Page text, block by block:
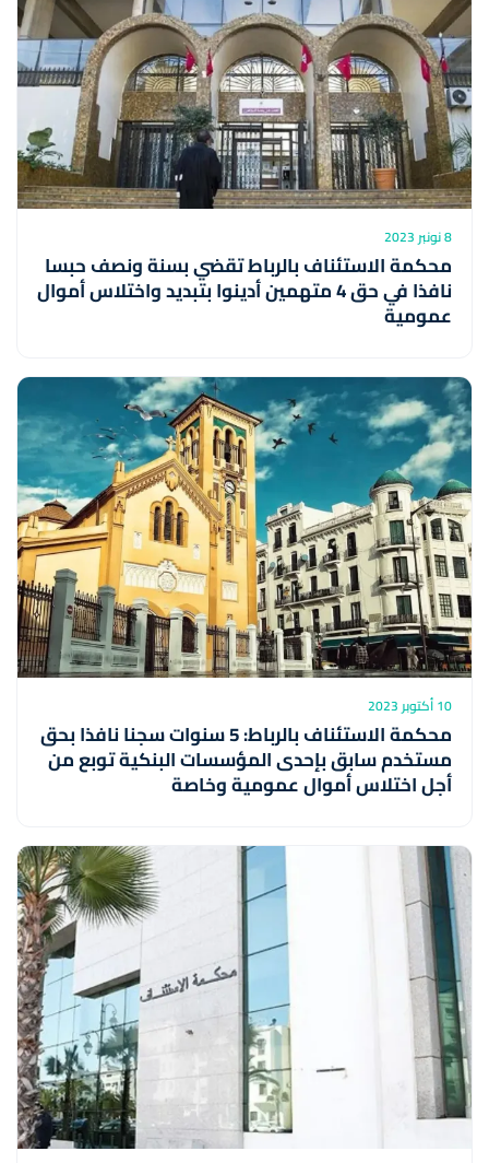
8 نونبر 2023
محكمة الاستئناف بالرباط تقضي بسنة ونصف حبسا
نافذا في حق 4 متهمين أدينوا بتبديد واختلاس أموال
عمومية
10 أكتوبر 2023
محكمة الاستئناف بالرباط: 5 سنوات سجنا نافذا بحق
مستخدم سابق بإحدى المؤسسات البنكية توبع من
أجل اختلاس أموال عمومية وخاصة